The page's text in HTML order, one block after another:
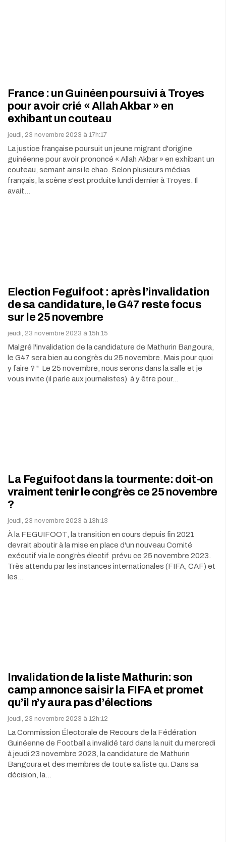
France : un Guinéen poursuivi à Troyes
pour avoir crié « Allah Akbar » en
exhibant un couteau
jeudi, 23 novembre 2023 à 17h:17
La justice française poursuit un jeune migrant d'origine
guinéenne pour avoir prononcé « Allah Akbar » en exhibant un
couteau, semant ainsi le chao. Selon plusieurs médias
français, la scène s'est produite lundi dernier à Troyes. Il
avait…
Election Feguifoot : après l’invalidation
de sa candidature, le G47 reste focus
sur le 25 novembre
jeudi, 23 novembre 2023 à 15h:15
Malgré l'invalidation de la candidature de Mathurin Bangoura,
le G47 sera bien au congrès du 25 novembre. Mais pour quoi
y faire ? " Le 25 novembre, nous serons dans la salle et je
vous invite (il parle aux journalistes) à y être pour…
La Feguifoot dans la tourmente: doit-on
vraiment tenir le congrès ce 25 novembre
?
jeudi, 23 novembre 2023 à 13h:13
À la FEGUIFOOT, la transition en cours depuis fin 2021
devrait aboutir à la mise en place d'un nouveau Comité
exécutif via le congrès électif prévu ce 25 novembre 2023.
Très attendu par les instances internationales (FIFA, CAF) et
les…
Invalidation de la liste Mathurin: son
camp annonce saisir la FIFA et promet
qu’il n’y aura pas d’élections
jeudi, 23 novembre 2023 à 12h:12
La Commission Électorale de Recours de la Fédération
Guinéenne de Football a invalidé tard dans la nuit du mercredi
à jeudi 23 novembre 2023, la candidature de Mathurin
Bangoura et des membres de toute sa liste qu. Dans sa
décision, la…